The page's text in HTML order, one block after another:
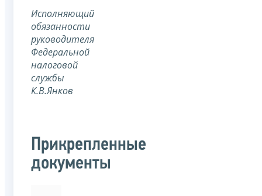
Исполняющий
обязанности
руководителя
Федеральной
налоговой
службы
К.В.Янков
Прикрепленные
документы